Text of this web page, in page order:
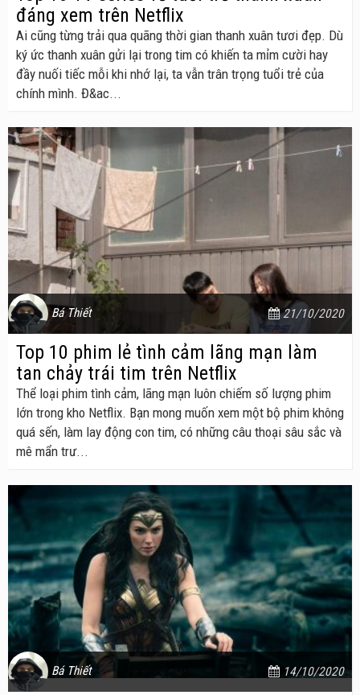
đáng xem trên Netflix
Ai cũng từng trải qua quãng thời gian thanh xuân tươi đẹp. Dù
ký ức thanh xuân gửi lại trong tim có khiến ta mỉm cười hay
đầy nuối tiếc mỗi khi nhớ lại, ta vẫn trân trọng tuổi trẻ của
chính mình. Đ&ac...
Bá Thiết 21/10/2020
Top 10 phim lẻ tình cảm lãng mạn làm
tan chảy trái tim trên Netflix
Thể loại phim tình cảm, lãng mạn luôn chiếm số lượng phim
lớn trong kho Netflix. Bạn mong muốn xem một bộ phim không
quá sến, làm lay động con tim, có những câu thoại sâu sắc và
mê mẩn trư...
Bá Thiết 14/10/2020